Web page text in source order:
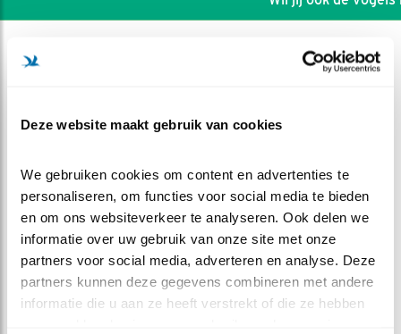
Deze website maakt gebruik van cookies
We gebruiken cookies om content en advertenties te
personaliseren, om functies voor social media te bieden
en om ons websiteverkeer te analyseren. Ook delen we
informatie over uw gebruik van onze site met onze
partners voor social media, adverteren en analyse. Deze
partners kunnen deze gegevens combineren met andere
informatie die u aan ze heeft verstrekt of die ze hebben
DEEL DIT FILMPJE